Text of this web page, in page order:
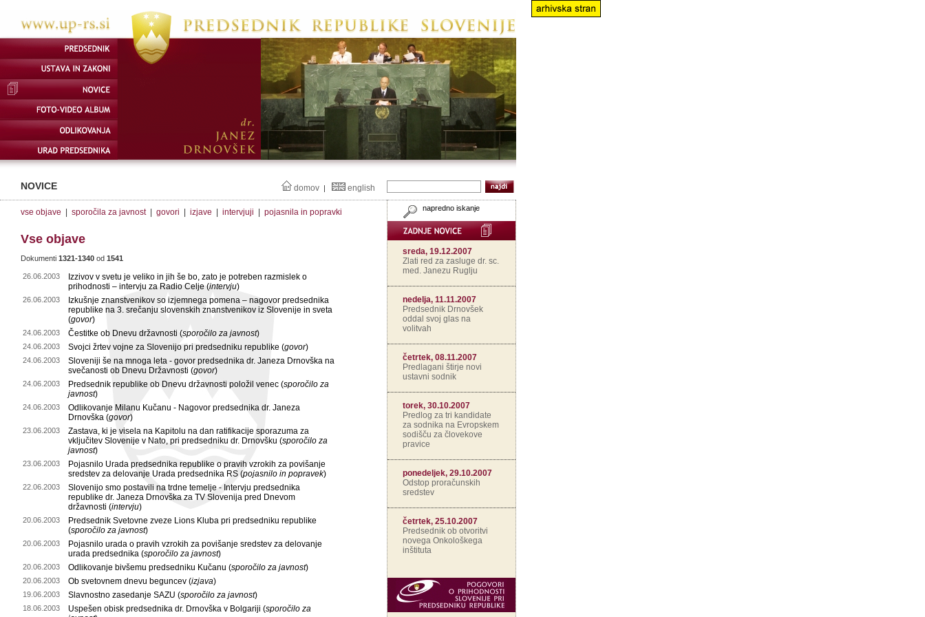
NOVICE domov | english
vse objave sporočila za javnost| govori izjave intervjuji pojasnila in popravki
Vse objave
Dokumenti 1321-1340 od 1541
26.06.2003
Izzivov v svetu je veliko in jih še bo, zato je potreben razmislek o
prihodnosti – intervju za Radio Celje (intervju)
26.06.2003
Izkušnje znanstvenikov so izjemnega pomena – nagovor predsednika
republike na 3. srečanju slovenskih znanstvenikov iz Slovenije in sveta
(govor)
24.06.2003 Čestitke ob Dnevu državnosti (sporočilo za javnost)
24.06.2003 Svojci žrtev vojne za Slovenijo pri predsedniku republike (govor)
24.06.2003
Sloveniji še na mnoga leta - govor predsednika dr. Janeza Drnovška na
svečanosti ob Dnevu Državnosti (govor)
24.06.2003 Predsednik republike ob Dnevu državnosti položil venec (sporočilo za
javnost)
24.06.2003
Odlikovanje Milanu Kučanu - Nagovor predsednika dr. Janeza
Drnovška (govor)
23.06.2003
Zastava, ki je visela na Kapitolu na dan ratifikacije sporazuma za
vključitev Slovenije v Nato, pri predsedniku dr. Drnovšku (sporočilo za
javnost)
23.06.2003
Pojasnilo Urada predsednika republike o pravih vzrokih za povišanje
sredstev za delovanje Urada predsednika RS (pojasnilo in popravek)
22.06.2003
Slovenijo smo postavili na trdne temelje - Intervju predsednika
republike dr. Janeza Drnovška za TV Slovenija pred Dnevom
državnosti (intervju)
20.06.2003
Predsednik Svetovne zveze Lions Kluba pri predsedniku republike
(sporočilo za javnost)
20.06.2003
Pojasnilo urada o pravih vzrokih za povišanje sredstev za delovanje
urada predsednika (sporočilo za javnost)
20.06.2003 Odlikovanje bivšemu predsedniku Kučanu (sporočilo za javnost)
20.06.2003 Ob svetovnem dnevu beguncev (izjava)
19.06.2003 Slavnostno zasedanje SAZU (sporočilo za javnost)
18.06.2003 Uspešen obisk predsednika dr. Drnovška v Bolgariji (sporočilo za
napredno iskanje
sreda, 19.12.2007
Zlati red za zasluge dr. sc.
med. Janezu Ruglju
nedelja, 11.11.2007
Predsednik Drnovšek
oddal svoj glas na
volitvah
četrtek, 08.11.2007
Predlagani štirje novi
ustavni sodnik
torek, 30.10.2007
Predlog za tri kandidate
za sodnika na Evropskem
sodišču za človekove
pravice
ponedeljek, 29.10.2007
Odstop proračunskih
sredstev
četrtek, 25.10.2007
Predsednik ob otvoritvi
novega Onkološkega
inštituta